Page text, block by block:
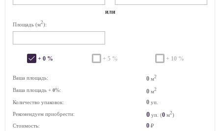
или
Площадь (м2):
+ 0 % + 5 % + 10 %
Ваша площадь: 0 м2
Ваша площадь + 0%: 0 м2
Количество упаковок: 0 уп.
Рекомендуем приобрести:
0 уп. (0 м2)
Стоимость:
0 ₽